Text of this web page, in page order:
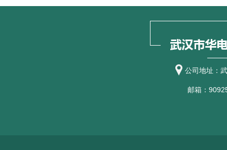
公司地址：
邮箱：